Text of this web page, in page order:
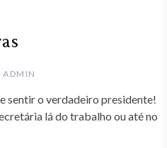
ADMIN
sentir o verdadeiro presidente!
lá do trabalho ou até no